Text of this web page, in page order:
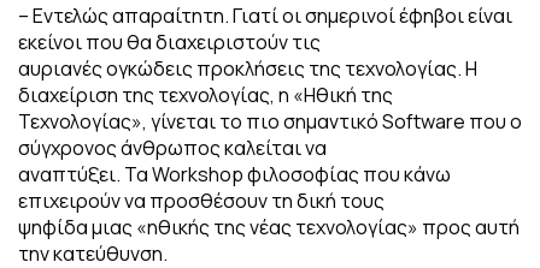
– Εντελώς απαραίτητη. Γιατί οι σημερινοί έφηβοι είναι
εκείνοι που θα διαχειριστούν τις
αυριανές ογκώδεις προκλήσεις της τεχνολογίας. Η
διαχείριση της τεχνολογίας, η «Ηθική της
Τεχνολογίας», γίνεται το πιο σημαντικό Software που ο
σύγχρονος άνθρωπος καλείται να
αναπτύξει. Τα Workshop φιλοσοφίας που κάνω
επιχειρούν να προσθέσουν τη δική τους
ψηφίδα μιας «ηθικής της νέας τεχνολογίας» προς αυτή
την κατεύθυνση.